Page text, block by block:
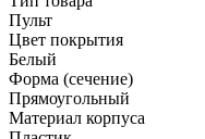
Пульт
Цвет покрытия
Белый
Форма (сечение)
Прямоугольный
Материал корпуса